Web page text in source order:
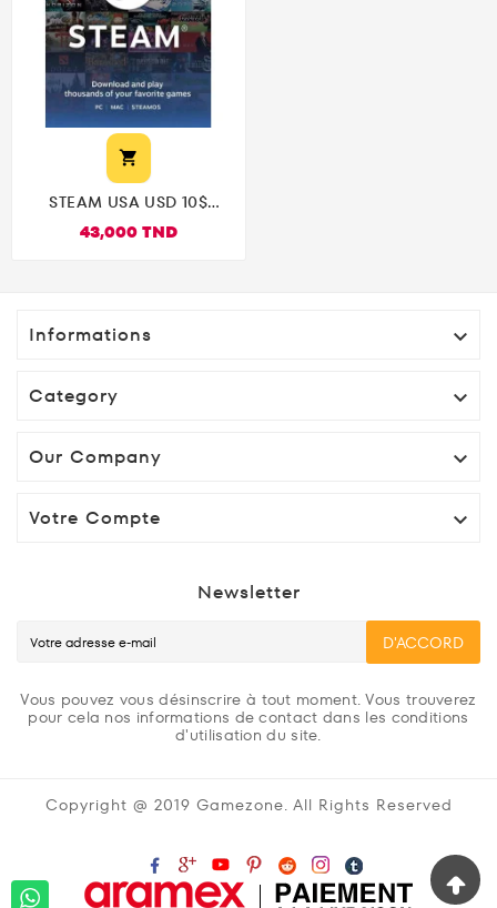

STEAM USA USD 10$
43,000 TND
Informations 
Category 
Our Company 
Votre Compte 
Newsletter
D'ACCORD
Vous pouvez vous désinscrire à tout moment. Vous trouverez
pour cela nos informations de contact dans les conditions
d'utilisation du site.
Copyright @ 2019 Gamezone. All Rights Reserved